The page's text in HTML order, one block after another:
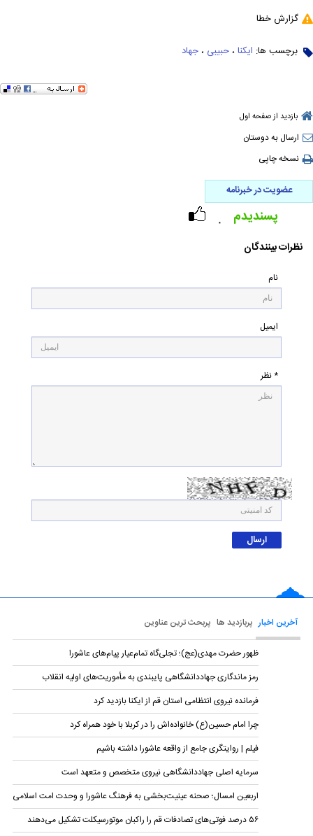
گزارش خطا
برچسب ها: ایکنا ، حبیبی ، جهاد
بازدید از صفحه اول
ارسال به دوستان
نسخه چاپی
عضویت در خبرنامه
۰ پسندیدم
نظرات بینندگان
نام
ایمیل
* نظر
آخرین اخبار پربازدید ها پربحث ترین عناوین
ظهور حضرت مهدی(عج)؛ تجلی‌گاه تمام‌عیار پیام‌های عاشورا
رمز ماندگاری جهاددانشگاهی پایبندی به مأموریت‌های اولیه انقلاب
فرمانده نیروی انتظامی استان قم از ایکنا بازدید کرد
چرا امام حسین(ع) خانواده‌اش را در کربلا با خود همراه کرد
فیلم | روایتگری جامع از واقعه عاشورا داشته باشیم
سرمایه اصلی جهاددانشگاهی نیروی متخصص و متعهد است
اربعین امسال؛ صحنه عینیت‌بخشی به فرهنگ عاشورا و وحدت امت اسلامی
۵۶ درصد فوتی‌های تصادفات قم را راکبان موتورسیکلت تشکیل می‌دهند